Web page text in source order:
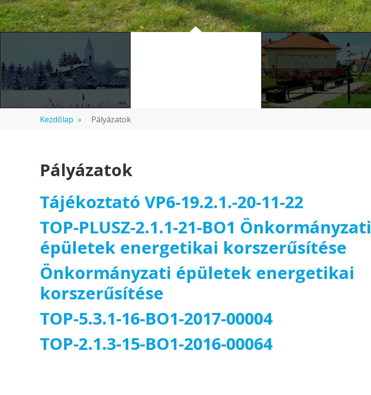
Kezdőlap » Pályázatok
Pályázatok
Tájékoztató VP6-19.2.1.-20-11-22
TOP-PLUSZ-2.1.1-21-BO1 Önkormányzati
épületek energetikai korszerűsítése
Önkormányzati épületek energetikai
korszerűsítése
TOP-5.3.1-16-BO1-2017-00004
TOP-2.1.3-15-BO1-2016-00064